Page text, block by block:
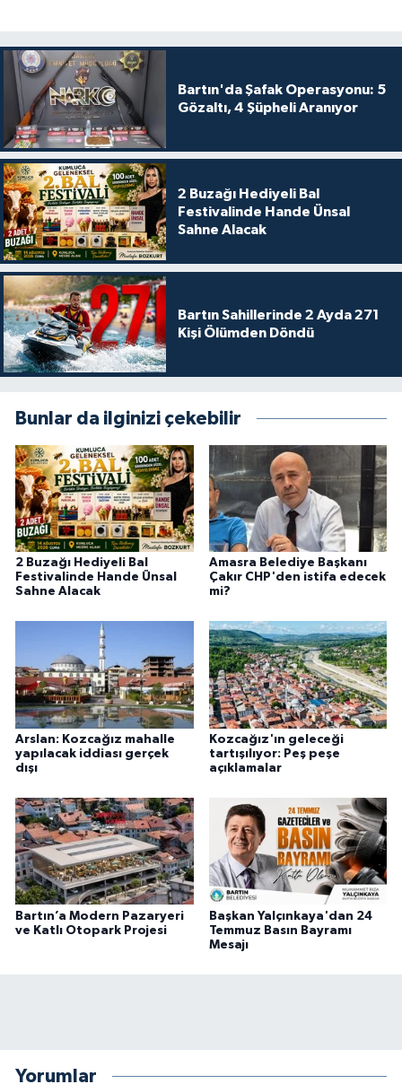
Bartın'da Şafak Operasyonu: 5
Gözaltı, 4 Şüpheli Aranıyor
2 Buzağı Hediyeli Bal
Festivalinde Hande Ünsal
Sahne Alacak
Bartın Sahillerinde 2 Ayda 271
Kişi Ölümden Döndü
Bunlar da ilginizi çekebilir
2 Buzağı Hediyeli Bal
Festivalinde Hande Ünsal
Sahne Alacak
Amasra Belediye Başkanı
Çakır CHP'den istifa edecek
mi?
Arslan: Kozcağız mahalle
yapılacak iddiası gerçek
dışı
Kozcağız'ın geleceği
tartışılıyor: Peş peşe
açıklamalar
Bartın’a Modern Pazaryeri
ve Katlı Otopark Projesi
Başkan Yalçınkaya'dan 24
Temmuz Basın Bayramı
Mesajı
Yorumlar